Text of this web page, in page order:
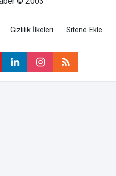
Gizlilik İlkeleri Sitene Ekle